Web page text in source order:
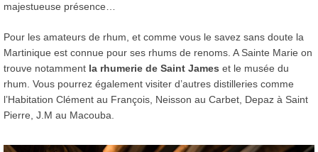
majestueuse présence…
Pour les amateurs de rhum, et comme vous le savez sans doute la
Martinique est connue pour ses rhums de renoms. A Sainte Marie on
trouve notamment la rhumerie de Saint James et le musée du
rhum. Vous pourrez également visiter d’autres distilleries comme
l’Habitation Clément au François, Neisson au Carbet, Depaz à Saint
Pierre, J.M au Macouba.